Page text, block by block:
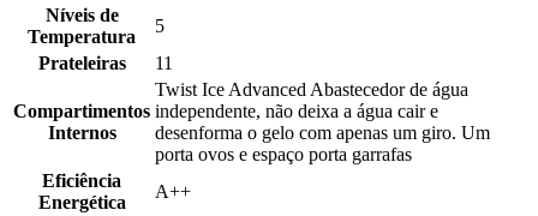
Níveis de
Temperatura
5
Prateleiras
11
Compartimentos
Internos
Twist Ice Advanced Abastecedor de água
independente, não deixa a água cair e
desenforma o gelo com apenas um giro. Um
porta ovos e espaço porta garrafas
Eficiência
Energética
A++